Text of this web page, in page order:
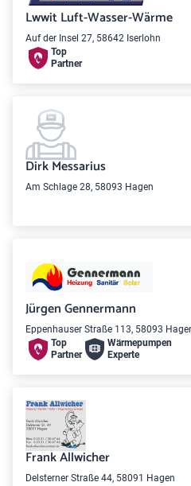
Lwwit Luft-Wasser-Wärme
Auf der Insel 27, 58642 Iserlohn
Top
Partner
Dirk Messarius
Am Schlage 28, 58093 Hagen
Jürgen Gennermann
Eppenhauser Straße 113, 58093
Top
Partner
Wärme­pumpen
Experte
Frank Allwicher
Delsterner Straße 44, 58091 Hagen